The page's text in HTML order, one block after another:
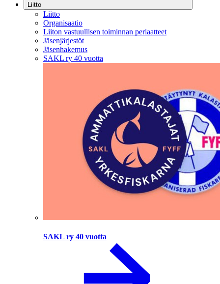
Liitto
Liitto
Organisaatio
Liiton vastuullisen toiminnan periaatteet
Jäsenjärjestöt
Jäsenhakemus
SAKL ry 40 vuotta
SAKL ry 40 vuotta